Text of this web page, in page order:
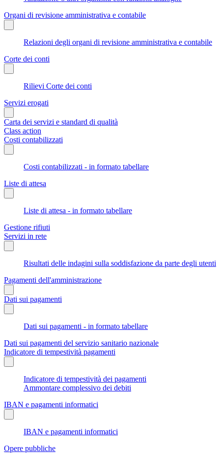
Organi di revisione amministrativa e contabile
Relazioni degli organi di revisione amministrativa e contabile
Corte dei conti
Rilievi Corte dei conti
Servizi erogati
Carta dei servizi e standard di qualità
Class action
Costi contabilizzati
Costi contabilizzati - in formato tabellare
Liste di attesa
Liste di attesa - in formato tabellare
Gestione rifiuti
Servizi in rete
Risultati delle indagini sulla soddisfazione da parte degli utenti
Pagamenti dell'amministrazione
Dati sui pagamenti
Dati sui pagamenti - in formato tabellare
Dati sui pagamenti del servizio sanitario nazionale
Indicatore di tempestività pagamenti
Indicatore di tempestività dei pagamenti
Ammontare complessivo dei debiti
IBAN e pagamenti informatici
IBAN e pagamenti informatici
Opere pubbliche